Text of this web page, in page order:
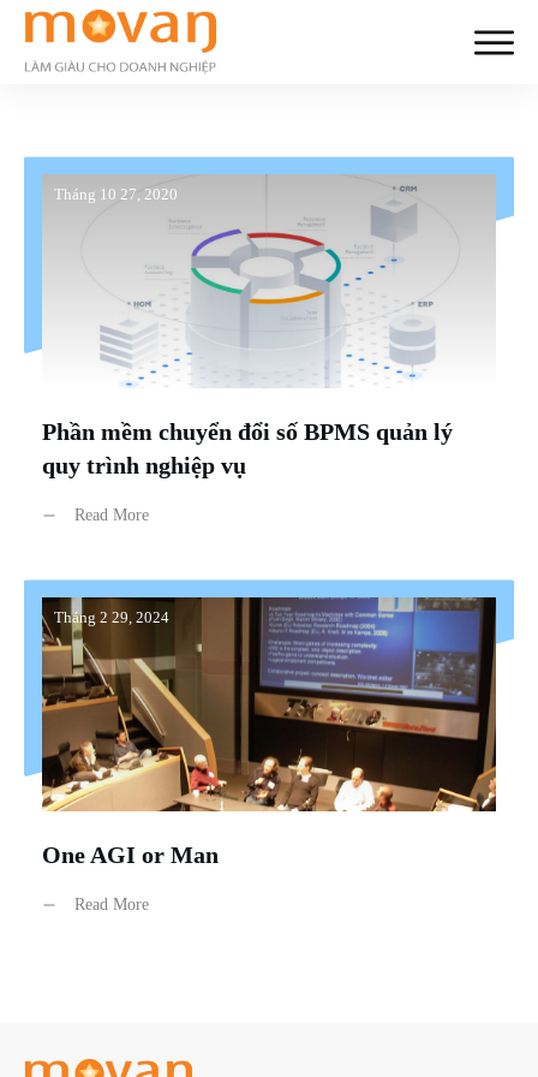
Tháng 10 27, 2020
Phần mềm chuyển đổi số BPMS quản lý
quy trình nghiệp vụ
Read More
Tháng 2 29, 2024
One AGI or Man
Read More